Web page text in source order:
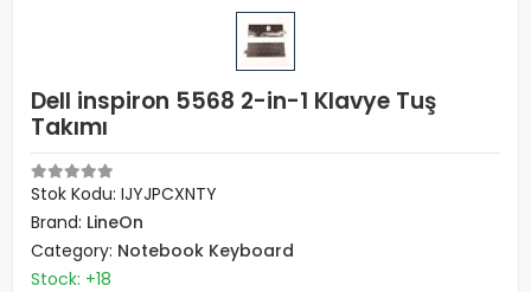
Dell inspiron 5568 2-in-1 Klavye Tuş
Takımı
Stok Kodu: IJYJPCXNTY
Brand: LineOn
Category: Notebook Keyboard
Stock: +18